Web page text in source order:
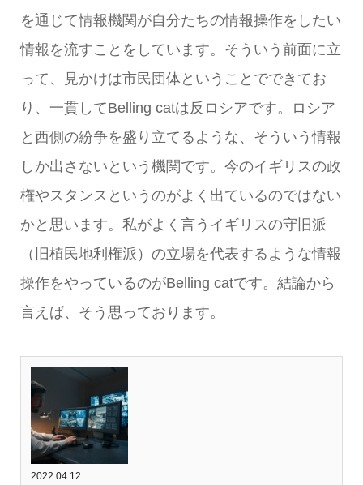
を通じて情報機関が自分たちの情報操作をしたい
情報を流すことをしています。そういう前面に立
って、見かけは市民団体ということでできてお
り、一貫してBelling catは反ロシアです。ロシア
と西側の紛争を盛り立てるような、そういう情報
しか出さないという機関です。今のイギリスの政
権やスタンスというのがよく出ているのではない
かと思います。私がよく言うイギリスの守旧派
（旧植民地利権派）の立場を代表するような情報
操作をやっているのがBelling catです。結論から
言えば、そう思っております。
2022.04.12